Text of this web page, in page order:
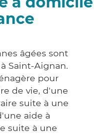
âgées sont
Saint-Aignan.
pour
de vie, d'une
suite à une
aide à
suite à une